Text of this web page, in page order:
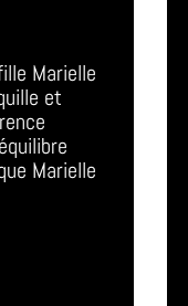
Marielle
et
Marielle